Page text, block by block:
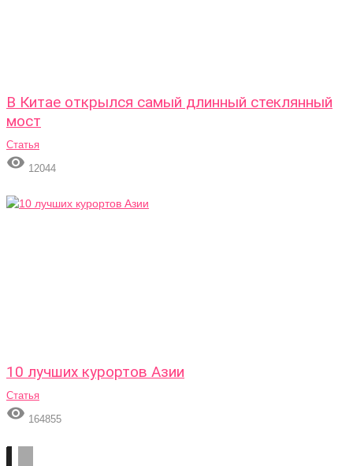
В Китае открылся самый длинный стеклянный
мост
Статья
 12044
10 лучших курортов Азии
Статья
 164855